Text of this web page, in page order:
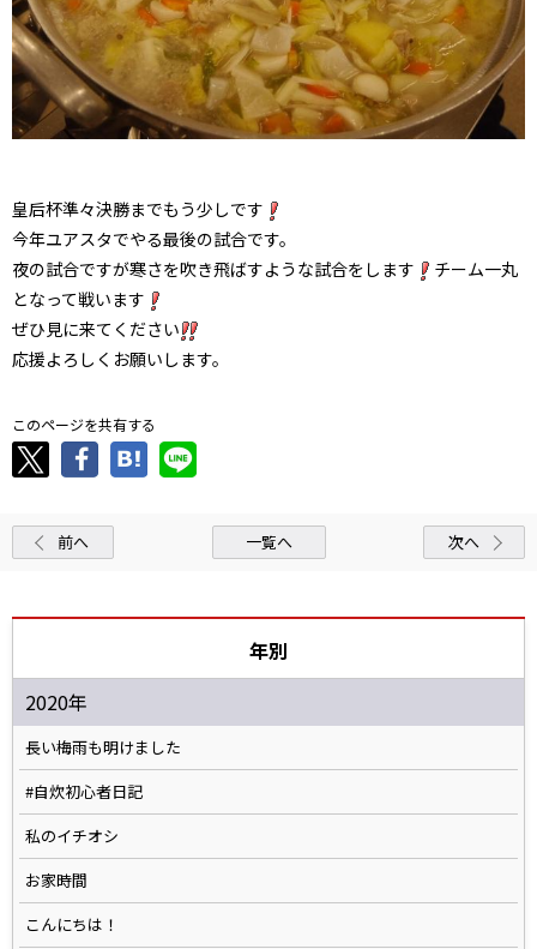
皇后杯準々決勝までもう少しです
今年ユアスタでやる最後の試合です。
夜の試合ですが寒さを吹き飛ばすような試合をします
チーム一丸
となって戦います
ぜひ見に来てください
応援よろしくお願いします。
このページを共有する
前へ 一覧へ 次へ
年別
2020年
長い梅雨も明けました
#自炊初心者日記
私のイチオシ
お家時間
こんにちは！